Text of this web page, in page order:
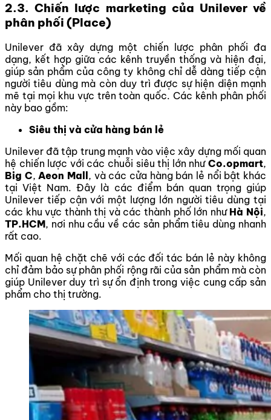
2.3. Chiến lược marketing của Unilever về
phân phối (Place)
Unilever đã xây dựng một chiến lược phân phối đa
dạng, kết hợp giữa các kênh truyền thống và hiện đại,
giúp sản phẩm của công ty không chỉ dễ dàng tiếp cận
người tiêu dùng mà còn duy trì được sự hiện diện mạnh
mẽ tại mọi khu vực trên toàn quốc. Các kênh phân phối
này bao gồm:
Siêu thị và cửa hàng bán lẻ
Unilever đã tập trung mạnh vào việc xây dựng mối quan
hệ chiến lược với các chuỗi siêu thị lớn như Co.opmart,
Big C,Aeon Mall , và các cửa hàng bán lẻ nổi bật khác
tại Việt Nam. Đây là các điểm bán quan trọng giúp
Unilever tiếp cận với một lượng lớn người tiêu dùng tại
các khu vực thành thị và các thành phố lớn như Hà Nội,
TP.HCM, nơi nhu cầu về các sản phẩm tiêu dùng nhanh
rất cao.
Mối quan hệ chặt chẽ với các đối tác bán lẻ này không
chỉ đảm bảo sự phân phối rộng rãi của sản phẩm mà còn
giúp Unilever duy trì sự ổn định trong việc cung cấp sản
phẩm cho thị trường.